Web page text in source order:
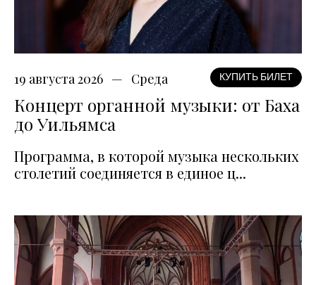
19 августа 2026 Среда КУПИТЬ БИЛЕТ
Концерт органной музыки: от Баха
до Уильямса
Программа, в которой музыка нескольких
столетий соединяется в единое ц...